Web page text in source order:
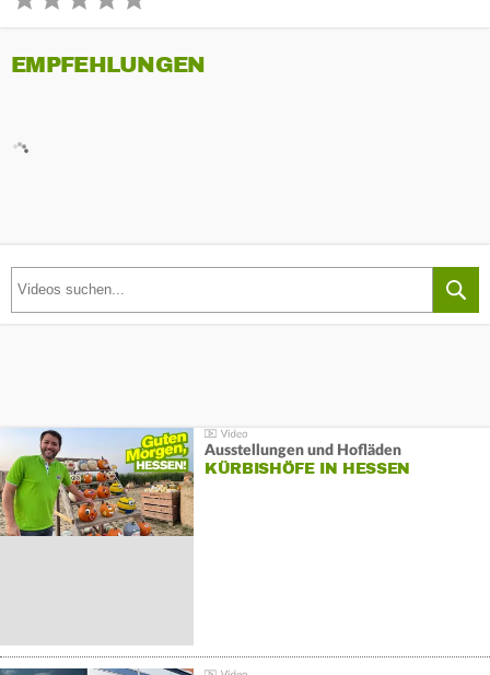
EMPFEHLUNGEN
Ausstellungen und Hofläden
KÜRBISHÖFE IN HESSEN